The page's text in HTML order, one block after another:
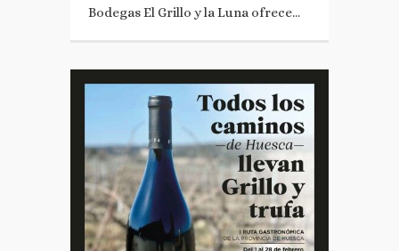
Bodegas El Grillo y la Luna ofrece…